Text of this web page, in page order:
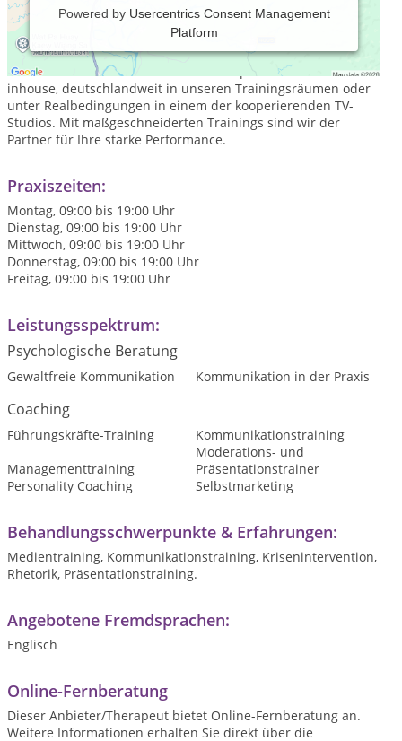
Powered by Usercentrics Consent Management
Platform
TELEGENial gehört zu Deutschlands besten Medien- und
Kommunikationstrainern und arbeitet mit einem
bundesweiten Netzwerk erfahrener Experten bei Ihnen
inhouse, deutschlandweit in unseren Trainingsräumen oder
unter Realbedingungen in einem der kooperierenden TV-
Studios. Mit maßgeschneiderten Trainings sind wir der
Partner für Ihre starke Performance.
Praxiszeiten:
Montag, 09:00 bis 19:00 Uhr
Dienstag, 09:00 bis 19:00 Uhr
Mittwoch, 09:00 bis 19:00 Uhr
Donnerstag, 09:00 bis 19:00 Uhr
Freitag, 09:00 bis 19:00 Uhr
Leistungsspektrum:
Psychologische Beratung
Gewaltfreie Kommunikation Kommunikation in der Praxis
Coaching
Führungskräfte-Training
Kommunikationstraining
Managementtraining
Moderations- und
Präsentationstrainer
Personality Coaching
Selbstmarketing
Behandlungsschwerpunkte & Erfahrungen:
Medientraining, Kommunikationstraining, Krisenintervention,
Rhetorik, Präsentationstraining.
Angebotene Fremdsprachen:
Englisch
Online-Fernberatung
Dieser Anbieter/Therapeut bietet Online-Fernberatung an.
Weitere Informationen erhalten Sie direkt über die